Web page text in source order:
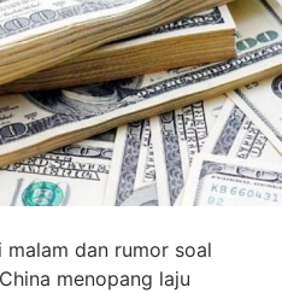
dan rumor soal
menopang laju